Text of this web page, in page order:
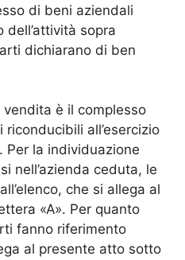
di beni aziendali
dell’attività sopra
dichiarano di ben
è il complesso
all’esercizio
Per la individuazione
nell’azienda ceduta, le
che si allega al
«A». Per quanto
fanno riferimento
al presente atto sotto